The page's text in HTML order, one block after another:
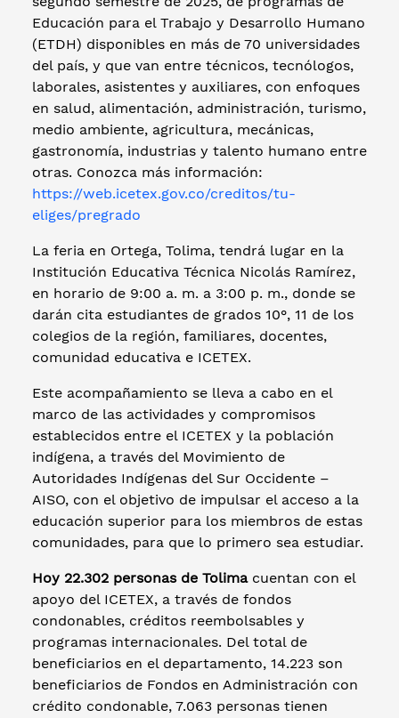
Educación para el Trabajo y Desarrollo Humano
(ETDH) disponibles en más de 70 universidades
del país, y que van entre técnicos, tecnólogos,
laborales, asistentes y auxiliares, con enfoques
en salud, alimentación, administración, turismo,
medio ambiente, agricultura, mecánicas,
gastronomía, industrias y talento humano entre
otras. Conozca más información:
https://web.icetex.gov.co/creditos/tu-
eliges/pregrado
La feria en Ortega, Tolima, tendrá lugar en la
Institución Educativa Técnica Nicolás Ramírez,
en horario de 9:00 a. m. a 3:00 p. m., donde se
darán cita estudiantes de grados 10°, 11 de los
colegios de la región, familiares, docentes,
comunidad educativa e ICETEX.
Este acompañamiento se lleva a cabo en el
marco de las actividades y compromisos
establecidos entre el ICETEX y la población
indígena, a través del Movimiento de
Autoridades Indígenas del Sur Occidente –
AISO, con el objetivo de impulsar el acceso a la
educación superior para los miembros de estas
comunidades, para que lo primero sea estudiar.
Hoy 22.302 personas de Tolimacuentan con el
apoyo del ICETEX, a través de fondos
condonables, créditos reembolsables y
programas internacionales. Del total de
beneficiarios en el departamento, 14.223 son
beneficiarios de Fondos en Administración con
crédito condonable, 7.063 personas tienen